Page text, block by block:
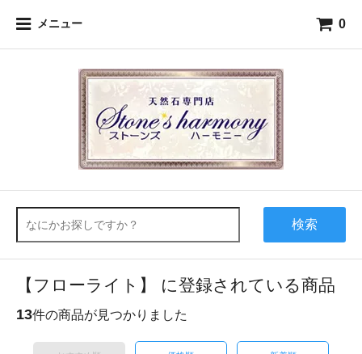
メニュー 0
検索
【フローライト】 に登録されている商品
13件の商品が見つかりました